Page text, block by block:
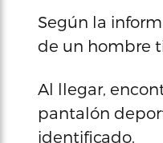
Según la
de un hombre
Al llegar,
pantalón
identificado.